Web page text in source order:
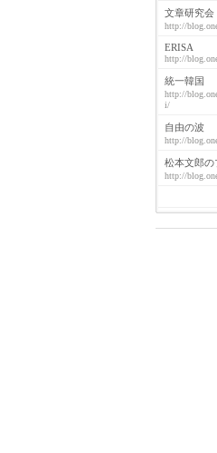
文章研究会
http://
ERISA
http://
統一韓国
http://
i/
自由の波
http://
松本文郎の
http://